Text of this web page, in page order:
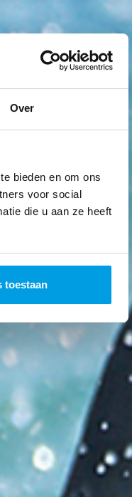
Over
bieden en om ons
voor social
die u aan ze heeft
toestaan